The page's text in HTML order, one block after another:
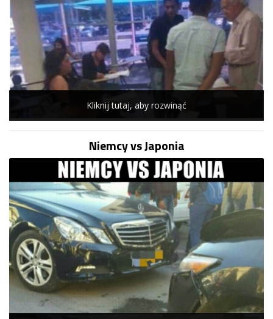
Kliknij tutaj, aby rozwinąć
Niemcy vs Japonia